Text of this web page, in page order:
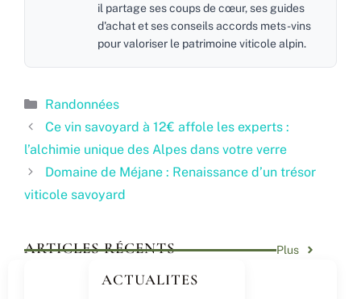
il partage ses coups de cœur, ses guides
d'achat et ses conseils accords mets-vins
pour valoriser le patrimoine viticole alpin.
Catégories
Randonnées
Ce vin savoyard à 12€ affole les experts :
l’alchimie unique des Alpes dans votre verre
Domaine de Méjane : Renaissance d’un trésor
viticole savoyard
ARTICLES RÉCENTS Plus
ACTUALITES